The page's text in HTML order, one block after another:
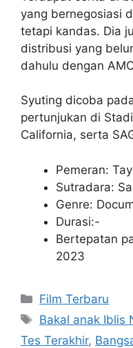
yang bernegosiasi
tetapi kandas. Dia
distribusi yang
dahulu dengan
Syuting dicoba
pertunjukan di
California, serta
Pemeran:
Sutradara:
Genre:
Durasi:-
Bertepatan
2023
Kategori
Film Terbaru
Tag
Bakal anak Iblis
Tes Terakhir,